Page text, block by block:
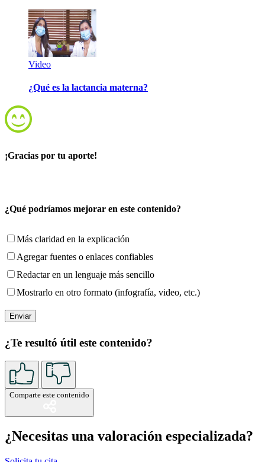
Video
¿Qué es la lactancia materna?
¡Gracias por tu aporte!
¿Qué podríamos mejorar en este contenido?
Más claridad en la explicación
Agregar fuentes o enlaces confiables
Redactar en un lenguaje más sencillo
Mostrarlo en otro formato (infografía, video, etc.)
¿Te resultó útil este contenido?
Comparte este contenido
¿Necesitas una valoración especializada?